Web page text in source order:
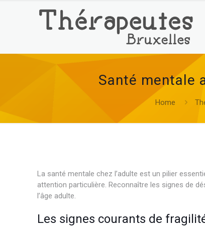
Santé mentale
Home
La santé mentale chez l’adulte est un pilier
attention particulière. Reconnaître les signes de
l’âge adulte.
Les signes courants de